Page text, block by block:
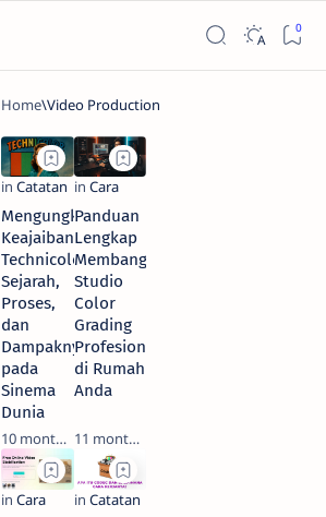
Mengungkap
Keajaiban
Technicolor:
Sejarah,
Proses,
dan
Dampaknya
pada
Sinema
Dunia
10 months ago
Panduan
Lengkap
Membangun
Studio
Color
Grading
Profesional
di Rumah
Anda
11 months ago